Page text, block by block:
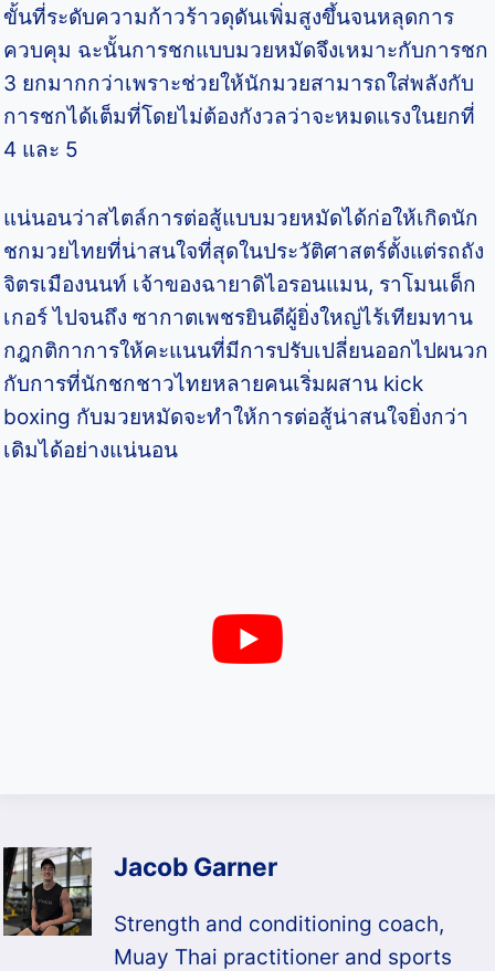
ขั้นที่ระดับความก้าวร้าวดุดันเพิ่มสูงขึ้นจนหลุดการ
ควบคุม ฉะนั้นการชกแบบมวยหมัดจึงเหมาะกับการชก
3 ยกมากกว่าเพราะช่วยให้นักมวยสามารถใส่พลังกับ
การชกได้เต็มที่โดยไม่ต้องกังวลว่าจะหมดแรงในยกที่
4 และ 5
แน่นอนว่าสไตล์การต่อสู้แบบมวยหมัดได้ก่อให้เกิดนัก
ชกมวยไทยที่น่าสนใจที่สุดในประวัติศาสตร์ตั้งแต่รถถัง
จิตรเมืองนนท์ เจ้าของฉายาดิไอรอนแมน, ราโมนเด็ก
เกอร์ ไปจนถึง ซากาตเพชรยินดีผู้ยิ่งใหญ่ไร้เทียมทาน
กฎกติกาการให้คะแนนที่มีการปรับเปลี่ยนออกไปผนวก
กับการที่นักชกชาวไทยหลายคนเริ่มผสาน kick
boxing กับมวยหมัดจะทำให้การต่อสู้น่าสนใจยิ่งกว่า
เดิมได้อย่างแน่นอน
Jacob Garner
Strength and conditioning coach,
Muay Thai practitioner and sports